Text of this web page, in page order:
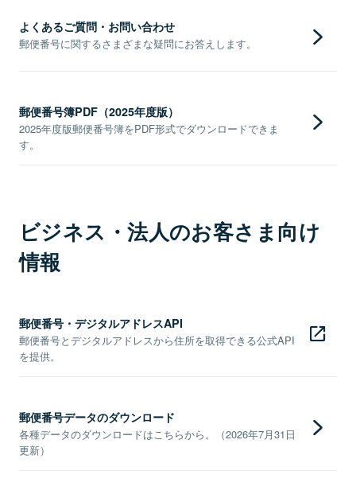
よくあるご質問・お問い合わせ
郵便番号に関するさまざまな疑問にお答えします。
郵便番号簿PDF（2025年度版）
2025年度版郵便番号簿をPDF形式でダウンロードできま
す。
ビジネス・法人のお客さま向け
情報
郵便番号・デジタルアドレスAPI
郵便番号とデジタルアドレスから住所を取得できる公式API
を提供。
郵便番号データのダウンロード
各種データのダウンロードはこちらから。（2026年7月31日
更新）